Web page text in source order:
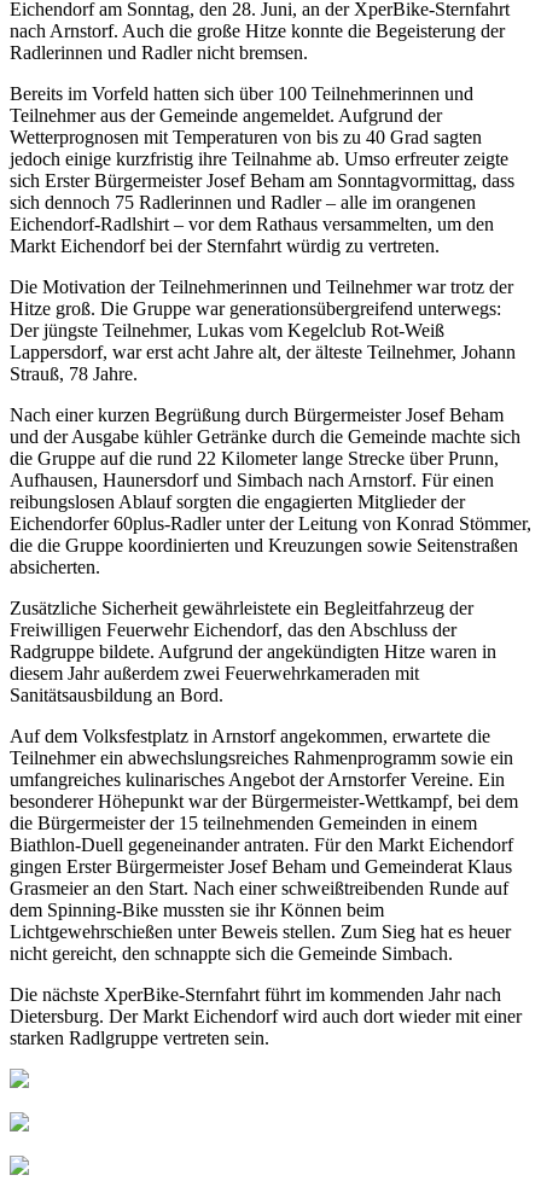
Eichendorf am Sonntag, den 28. Juni, an der XperBike-Sternfahrt
nach Arnstorf. Auch die große Hitze konnte die Begeisterung der
Radlerinnen und Radler nicht bremsen.
Bereits im Vorfeld hatten sich über 100 Teilnehmerinnen und
Teilnehmer aus der Gemeinde angemeldet. Aufgrund der
Wetterprognosen mit Temperaturen von bis zu 40 Grad sagten
jedoch einige kurzfristig ihre Teilnahme ab. Umso erfreuter zeigte
sich Erster Bürgermeister Josef Beham am Sonntagvormittag, dass
sich dennoch 75 Radlerinnen und Radler – alle im orangenen
Eichendorf-Radlshirt – vor dem Rathaus versammelten, um den
Markt Eichendorf bei der Sternfahrt würdig zu vertreten.
Die Motivation der Teilnehmerinnen und Teilnehmer war trotz der
Hitze groß. Die Gruppe war generationsübergreifend unterwegs:
Der jüngste Teilnehmer, Lukas vom Kegelclub Rot-Weiß
Lappersdorf, war erst acht Jahre alt, der älteste Teilnehmer, Johann
Strauß, 78 Jahre.
Nach einer kurzen Begrüßung durch Bürgermeister Josef Beham
und der Ausgabe kühler Getränke durch die Gemeinde machte sich
die Gruppe auf die rund 22 Kilometer lange Strecke über Prunn,
Aufhausen, Haunersdorf und Simbach nach Arnstorf. Für einen
reibungslosen Ablauf sorgten die engagierten Mitglieder der
Eichendorfer 60plus-Radler unter der Leitung von Konrad Stömmer,
die die Gruppe koordinierten und Kreuzungen sowie Seitenstraßen
absicherten.
Zusätzliche Sicherheit gewährleistete ein Begleitfahrzeug der
Freiwilligen Feuerwehr Eichendorf, das den Abschluss der
Radgruppe bildete. Aufgrund der angekündigten Hitze waren in
diesem Jahr außerdem zwei Feuerwehrkameraden mit
Sanitätsausbildung an Bord.
Auf dem Volksfestplatz in Arnstorf angekommen, erwartete die
Teilnehmer ein abwechslungsreiches Rahmenprogramm sowie ein
umfangreiches kulinarisches Angebot der Arnstorfer Vereine. Ein
besonderer Höhepunkt war der Bürgermeister-Wettkampf, bei dem
die Bürgermeister der 15 teilnehmenden Gemeinden in einem
Biathlon-Duell gegeneinander antraten. Für den Markt Eichendorf
gingen Erster Bürgermeister Josef Beham und Gemeinderat Klaus
Grasmeier an den Start. Nach einer schweißtreibenden Runde auf
dem Spinning-Bike mussten sie ihr Können beim
Lichtgewehrschießen unter Beweis stellen. Zum Sieg hat es heuer
nicht gereicht, den schnappte sich die Gemeinde Simbach.
Die nächste XperBike-Sternfahrt führt im kommenden Jahr nach
Dietersburg. Der Markt Eichendorf wird auch dort wieder mit einer
starken Radlgruppe vertreten sein.